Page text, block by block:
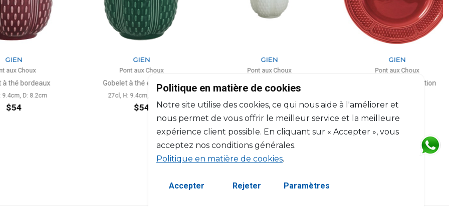
bordeaux
D: 8.2cm
Pont aux Choux
Gobelet à thé émeraude
27cl, H: 9.4cm, D: 8.2cm
Pont aux Choux
Bougie Parfumée kaolin blanc
$85
Pont aux Choux
$93
Politique en matière de cookies
Notre site utilise des cookies, ce qui nous aide à l'améliorer et
nous permet de vous offrir le meilleur service et la meilleure
expérience client possible. En cliquant sur « Accepter », vous
acceptez nos conditions générales.
Politique en matière de cookies.
Accepter Rejeter Paramètres